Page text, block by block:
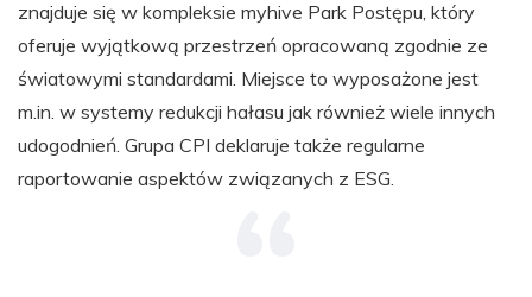
znajduje się w kompleksie myhive Park Postępu, który
oferuje wyjątkową przestrzeń opracowaną zgodnie ze
światowymi standardami. Miejsce to wyposażone jest
m.in. w systemy redukcji hałasu jak również wiele innych
udogodnień. Grupa CPI deklaruje także regularne
raportowanie aspektów związanych z ESG.